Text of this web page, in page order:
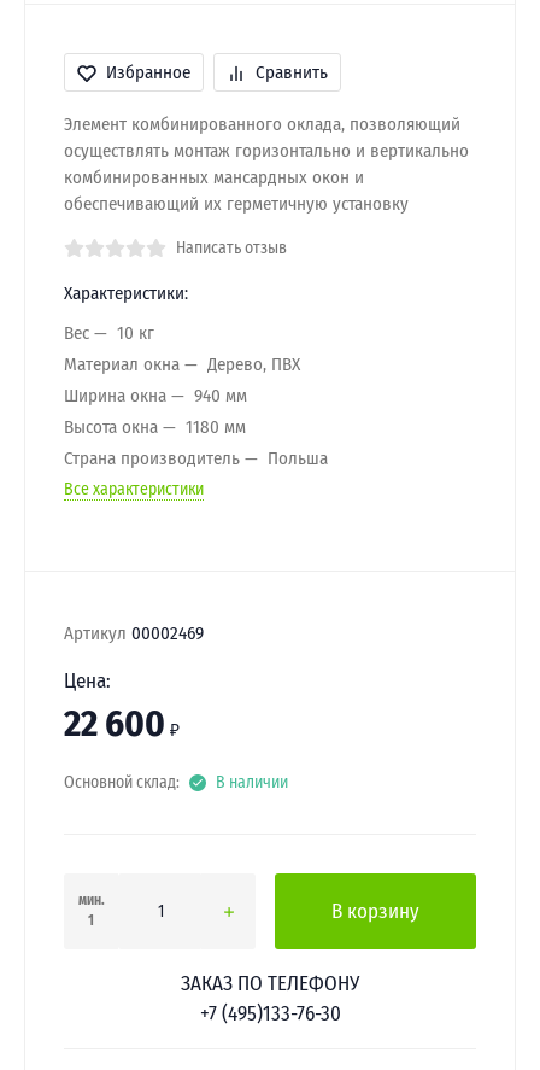
Избранное Сравнить
Элемент комбинированного оклада, позволяющий
осуществлять монтаж горизонтально и вертикально
комбинированных мансардных окон и
обеспечивающий их герметичную установку
Написать отзыв
Характеристики:
Вес
10 кг
Материал окна
Дерево, ПВХ
Ширина окна
940 мм
Высота окна
1180 мм
Страна производитель
Польша
Все характеристики
Артикул 00002469
Цена:
22 600 ₽
Основной склад: В наличии
мин.
1
В корзину
ЗАКАЗ ПО ТЕЛЕФОНУ
+7 (495)133-76-30